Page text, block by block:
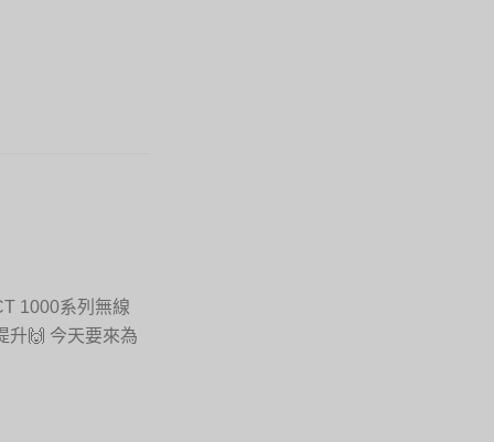
1000系列無線
升🙌 今天要來為